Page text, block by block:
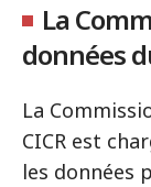
La
données
La
CICR est
les données